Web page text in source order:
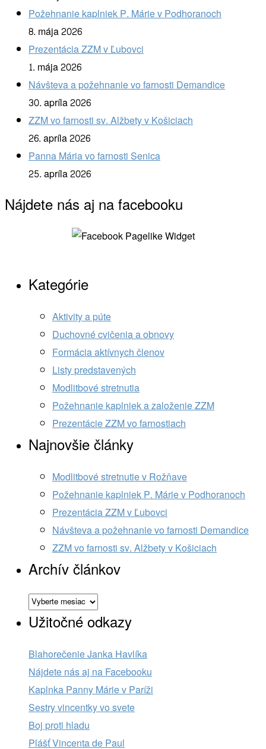
Požehnanie kaplniek P. Márie v Podhoranoch
8. mája 2026
Prezentácia ZZM v Ľubovci
1. mája 2026
Návšteva a požehnanie vo farnosti Demandice
30. apríla 2026
ZZM vo farnosti sv. Alžbety v Košiciach
26. apríla 2026
Panna Mária vo farnosti Senica
25. apríla 2026
Nájdete nás aj na facebooku
Kategórie
Aktivity a púte
Duchovné cvičenia a obnovy
Formácia aktívnych členov
Listy predstavených
Modlitbové stretnutia
Požehnanie kaplniek a založenie ZZM
Prezentácie ZZM vo farnostiach
Najnovšie články
Modlitbové stretnutie v Rožňave
Požehnanie kaplniek P. Márie v Podhoranoch
Prezentácia ZZM v Ľubovci
Návšteva a požehnanie vo farnosti Demandice
ZZM vo farnosti sv. Alžbety v Košiciach
Archív článkov
Archív
článkov
Užitočné odkazy
Blahorečenie Janka Havlíka
Nájdete nás aj na Facebooku
Kaplnka Panny Márie v Paríži
Sestry vincentky vo svete
Boj proti hladu
Plášť Vincenta de Paul